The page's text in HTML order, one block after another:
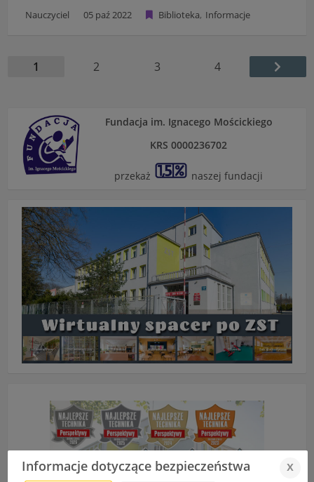
Nauczyciel 05 paź 2022 Biblioteka Informacje
1 2 3 4
Fundacja im. Ignacego Mościckiego
KRS 0000236702
przekaż naszej fundacji
Informacje dotyczące bezpieczeństwa x